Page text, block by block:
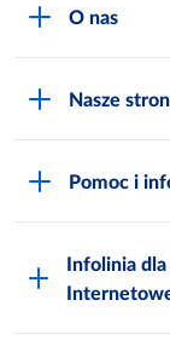
O nas
Zgłoś
Inspektor
Metro AG
Nasze
Polskie
Zgody
Pomoc i
FAQ
Jak
Infolinia